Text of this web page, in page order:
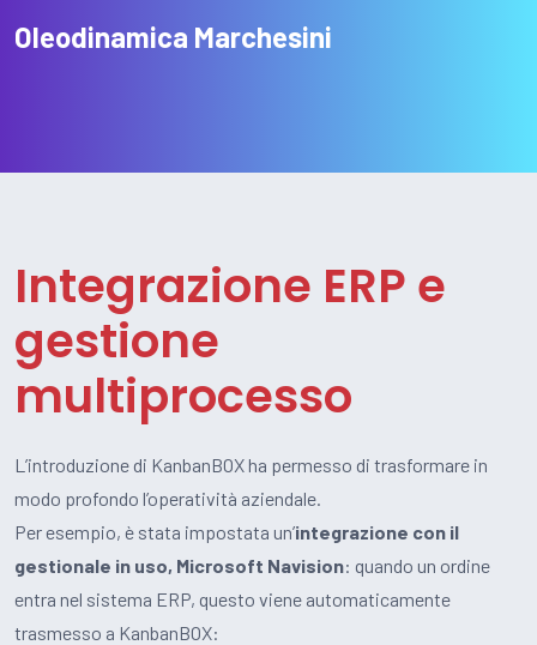
Oleodinamica Marchesini
Integrazione ERP e
gestione
multiprocesso
L’introduzione di KanbanBOX ha permesso di trasformare in
modo profondo l’operatività aziendale.
Per esempio, è stata impostata un’integrazione con il
gestionale in uso, Microsoft Navision: quando un ordine
entra nel sistema ERP, questo viene automaticamente
trasmesso a KanbanBOX: